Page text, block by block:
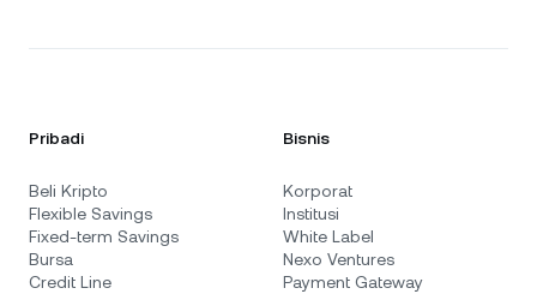
Pribadi
Beli Kripto
Flexible Savings
Fixed-term Savings
Bursa
Credit Line
Bisnis
Korporat
Institusi
White Label
Nexo Ventures
Payment Gateway